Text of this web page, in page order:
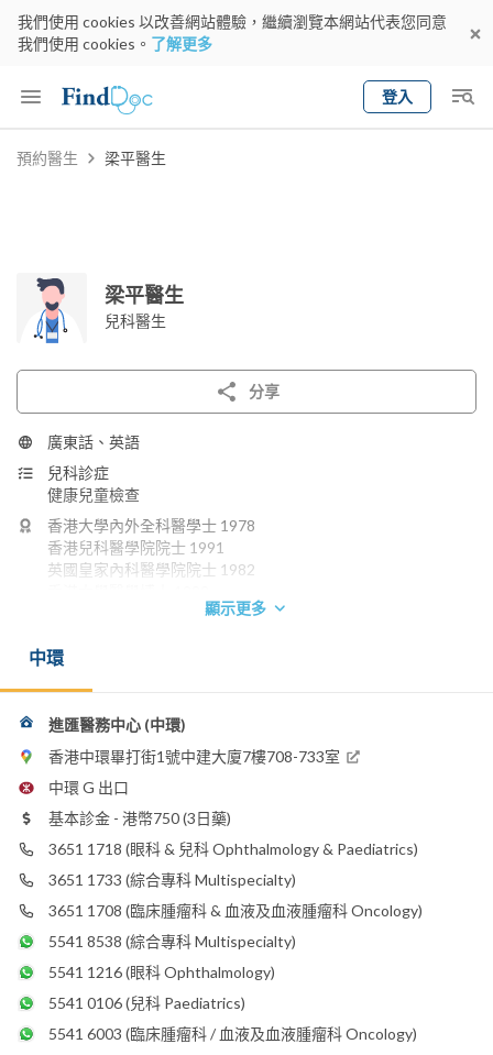
我們使用 cookies 以改善網站體驗，繼續瀏覽本網站代表您同意
我們使用 cookies。 了解更多
登入
Keyword
預約醫生 梁平醫生
梁平醫生
兒科醫生
分享
廣東話、英語
兒科診症
健康兒童檢查
香港大學內外全科醫學士 1978
香港兒科醫學院院士 1991
英國皇家內科醫學院院士 1982
英國愛丁堡皇家內科醫學院榮授院士 1992
英國皇家兒科醫學院榮授院士 1996
3651 1718
電郵：
mleung@premiermedical.com.hk
嘉諾撒醫院
養和醫院
香港港安醫院 - 司徒拔道
明德國際醫院
顯示更多
中環
進匯醫務中心 (中環)
香港中環畢打街1號中建大廈7樓708-733室
中環 G 出口
基本診金 - 港幣750 (3日藥)
3651 1718 (眼科 & 兒科 Ophthalmology & Paediatrics)
3651 1733 (綜合專科 Multispecialty)
3651 1708 (臨床腫瘤科 & 血液及血液腫瘤科 Oncology)
5541 8538 (綜合專科 Multispecialty)
5541 1216(眼科 Ophthalmology)
5541 0106(兒科 Paediatrics)
5541 6003 (臨床腫瘤科 / 血液及血液腫瘤科 Oncology)